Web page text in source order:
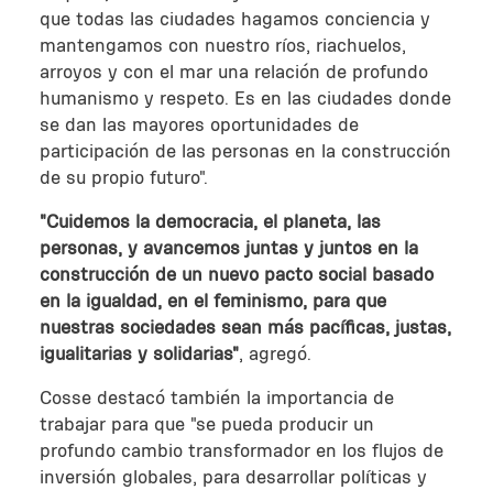
que todas las ciudades hagamos conciencia y
mantengamos con nuestro ríos, riachuelos,
arroyos y con el mar una relación de profundo
humanismo y respeto. Es en las ciudades donde
se dan las mayores oportunidades de
participación de las personas en la construcción
de su propio futuro".
"Cuidemos la democracia, el planeta, las
personas, y avancemos juntas y juntos en la
construcción de un nuevo pacto social basado
en la igualdad, en el feminismo, para que
nuestras sociedades sean más pacíficas, justas,
igualitarias y solidarias", agregó.
Cosse destacó también la importancia de
trabajar para que "se pueda producir un
profundo cambio transformador en los flujos de
inversión globales, para desarrollar políticas y